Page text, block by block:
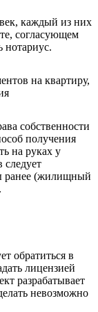
каждый из них
согласующем
нотариус.
на квартиру,
собственности
получения
на руках у
следует
ранее (жилищный
обратиться в
лицензией
разрабатывает
невозможно